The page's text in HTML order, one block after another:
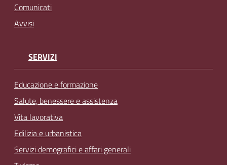
Comunicati
Avvisi
SERVIZI
Educazione e formazione
Salute, benessere e assistenza
Vita lavorativa
Edilizia e urbanistica
Servizi demografici e affari generali